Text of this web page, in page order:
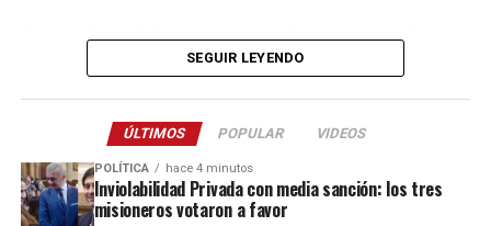
hacia el acceso a El Soberbio y en el lugar intervino el personal
Este ataque se suma a otros tantos episodios similares registrados
recientemente en contra de comercios o propiedades vinculadas a
Coleco, ex intendente de El Soberbio que en 2013 fue destituido
SEGUIR LEYENDO
ÚLTIMOS POPULAR VIDEOS
POLÍTICA hace 4 minutos
Inviolabilidad Privada con media sanción: los tres
misioneros votaron a favor